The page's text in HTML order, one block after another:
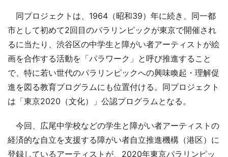
同プロジェクトは、1964（昭和39）年に続き、同一都
市として初めて2回目のパラリンピックが東京で開催され
るに当たり、渋谷区の中学生と障がい者アーティストが絵
画を合作する活動を「パラワーク」と呼び推進すること
で、特に若い世代のパラリンピックへの興味喚起・理解促
進を図る教育プログラムにも位置付ける。同プロジェクト
は「東京2020（文化）」公認プログラムとなる。
今回、広尾中学校などの学生と障がい者アーティストの
経済的な自立を支援する障がい者自立推進機構（港区）に
登録しているアーティストが、2020年東京パラリンピッ